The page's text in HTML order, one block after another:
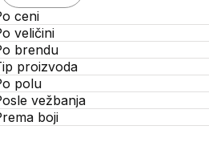
ceni
veličini
brendu
proizvoda
polu
vežbanja
boji